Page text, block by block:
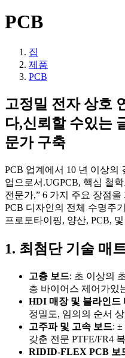
PCB
집
제품
PCB
고정밀 전자 상호
다,신뢰할 수있는
문가 구축
PCB 업계에서 10 년 이상의
업으로서.UGPCB, 핵심 철
전문가,” 6 가지 주요 장점
PCB 디자인의 전체 수명주
프로토타이핑, 양산, PCB,
1. 최첨단 기술 매
고층 보드: 초 이상의
층 바이어스 제어가있
HDI 매장 및 블라인드
정밀도, 임의의 순서
고주파 및 고속 보드:
갖춘 전문 PTFE/FR4
RIDID-FLEX PCB 보